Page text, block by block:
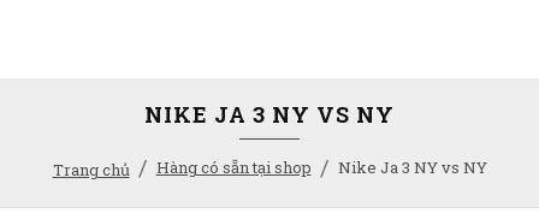
Trang chủ Hàng có sẵn tại shop Nike Ja 3 NY vs NY
NIKE JA 3 NY VS NY